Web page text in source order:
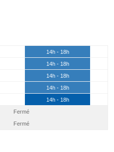
14h - 18h
14h - 18h
14h - 18h
14h - 18h
14h - 18h
Fermé
Fermé